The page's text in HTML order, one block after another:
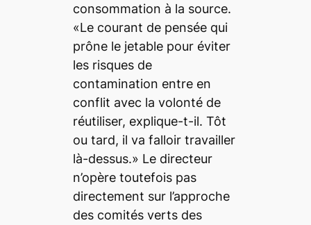
consommation à la source.
«Le courant de pensée qui
prône le jetable pour éviter
les risques de
contamination entre en
conflit avec la volonté de
réutiliser, explique-t-il. Tôt
ou tard, il va falloir travailler
là-dessus.» Le directeur
n’opère toutefois pas
directement sur l’approche
des comités verts des